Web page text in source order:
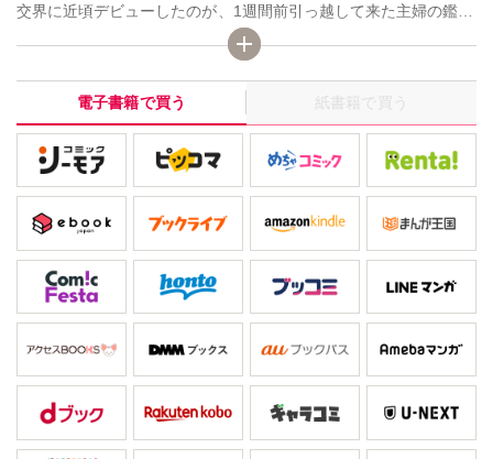
交界に近頃デビューしたのが、1週間前引っ越して来た主婦の鑑、
手作りの権化アイダさんである。子供の服も全て手作り。しかも
料理も上手いらしい。子どもの服を作るくらい主婦として当然。
最高の主婦になりたい。それが幸せ、と豪語するアイダさん。こ
ういう時、最低の主婦である私とウチダはトホホな気分である。
完璧な主婦だと感心していたら、アイダさんが家で倒れたとアイ
ダさんの子供が知らせて来た!? どうしたのかと思ったら、完璧な
主婦をやっているストレスで、昼から酒を飲んで泥酔したらし
い…!?
電子書籍で買う 紙書籍で買う